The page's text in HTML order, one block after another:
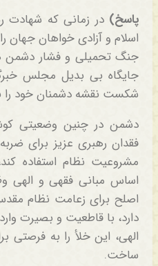
پاسخ)در زمانی که شهادت
اسلام و آزادی خواهان جهان
جنگ تحمیلی و فشار دشمن
جایگاه بی بدیل مجلس
شکست نقشه دشمنان خود را
دشمن در چنین وضعیتی
فقدان رهبری عزیز برای
مشروعیت نظام استفاده
اساس مبانی فقهی و الهی
اصلح برای زعامت نظام
دارد، با قاطعیت و بصیرت
الهی، این خلأ را به فرصتی
ساخت.